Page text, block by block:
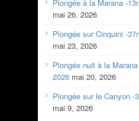
Plongée à la Marana -
mai 26, 2026
Plongée sur Cinquini -
mai 23, 2026
Plongée nuit à la
2026 mai 20, 2026
Plongée sur le Canyon -
mai 9, 2026